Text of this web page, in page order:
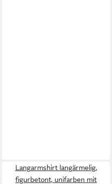
Langarmshirt langärmelig,
figurbetont, unifarben mit